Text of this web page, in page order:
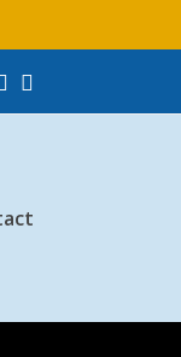
Instagram